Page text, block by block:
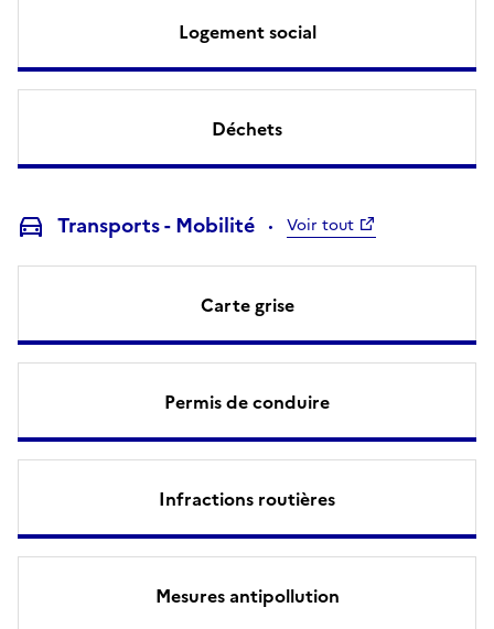
Logement social
Déchets
Transports - Mobilité Voir tout
Carte grise
Permis de conduire
Infractions routières
Mesures antipollution